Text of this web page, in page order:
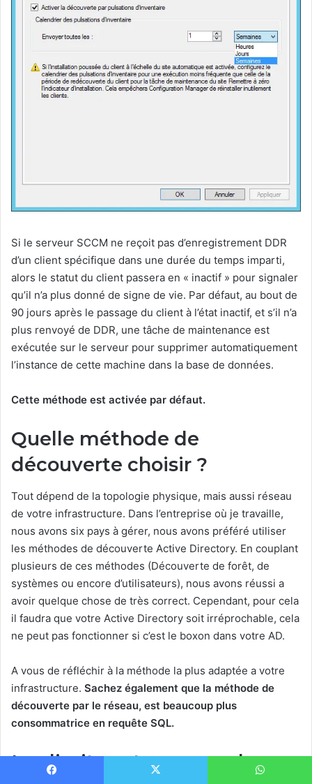
Si le serveur SCCM ne reçoit pas d’enregistrement DDR
d’un client spécifique dans une durée du temps imparti,
alors le statut du client passera en « inactif » pour signaler
qu’il n’a plus donné de signe de vie. Par défaut, au bout de
90 jours après le passage du client à l’état inactif, et s’il n’a
plus renvoyé de DDR, une tâche de maintenance est
exécutée sur le serveur pour supprimer automatiquement
l’instance de cette machine dans la base de données.
Cette méthode est activée par défaut.
Quelle méthode de
découverte choisir ?
Tout dépend de la topologie physique, mais aussi réseau
de votre infrastructure. Dans l’entreprise où je travaille,
nous avons six pays à gérer, nous avons préféré utiliser
les méthodes de découverte Active Directory. En couplant
plusieurs de ces méthodes (Découverte de forêt, de
systèmes ou encore d’utilisateurs), nous avons réussi a
avoir quelque chose de très correct. Cependant, pour cela
il faudra que votre Active Directory soit irréprochable, cela
ne peut pas fonctionner si c’est le boxon dans votre AD.
A vous de réfléchir à la méthode la plus adaptée a votre
infrastructure. Sachez également que la méthode de
découverte par le réseau, est beaucoup plus
consommatrice en requête SQL.
Les limites et groupes de